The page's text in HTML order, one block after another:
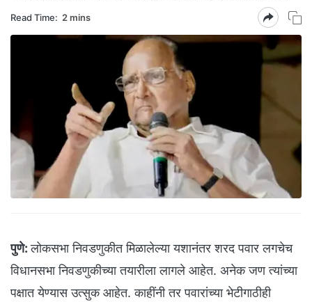
Read Time: 2 mins
पुणे: लोकसभा निवडणुकीत मिळालेल्या यशानंतर शरद पवार लगचेच
विधानसभा निवडणुकीच्या तयारीला लागले आहेत. अनेक जण त्यांच्या
पक्षात येण्यास उत्सुक आहेत. काहींनी तर पवारांच्या भेटीगाठीही